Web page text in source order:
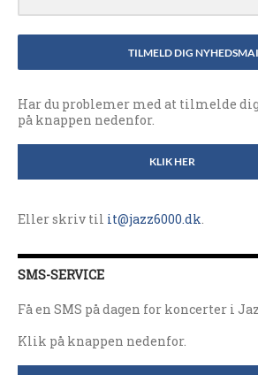
TILMELD DIG
Har du problemer med at tilmelde
på knappen nedenfor.
KLIK HER
Eller skriv til it@jazz6000.dk.
SMS-SERVICE
Få en SMS på dagen for koncerter i
Klik på knappen nedenfor.